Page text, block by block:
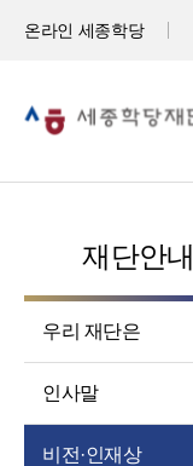
온라인 세종학당
재단안내
우리 재단은
인사말
비전·인재상